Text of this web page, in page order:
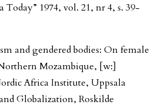
Today” 1974, vol. 21, nr 4, s. 39-
and gendered bodies: On female
Mozambique, [w:]
Africa Institute, Uppsala
Globalization, Roskilde